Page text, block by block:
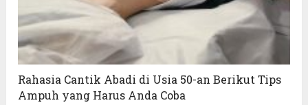
Rahasia Cantik Abadi di Usia 50-an Berikut Tips
Ampuh yang Harus Anda Coba